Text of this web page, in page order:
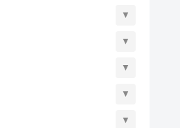
▼
▼
▼
▼
▼